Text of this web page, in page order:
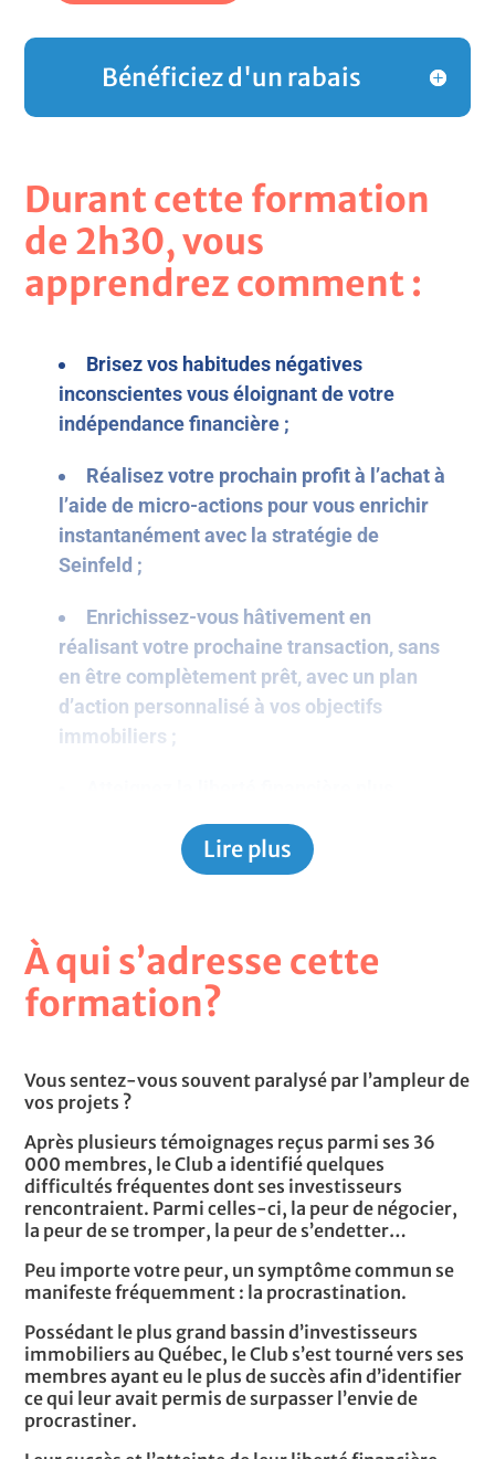
Bénéficiez d'un rabais
Durant cette formation
de 2h30, vous
apprendrez comment :
Brisez vos habitudes négatives
inconscientes vous éloignant de votre
indépendance financière ;
Réalisez votre prochain profit à l’achat à
l’aide de micro-actions pour vous enrichir
instantanément avec la stratégie de
Seinfeld ;
Enrichissez-vous hâtivement en
réalisant votre prochaine transaction, sans
en être complètement prêt, avec un plan
d’action personnalisé à vos objectifs
immobiliers ;
avec la méthode de Ivy Lee ;
tentations afin d’accélérer votre parcours
vers la liberté financière ;
pour répondre aux défis rencontrés par les
investisseurs immobiliers.
outils ayant permis à des centaines d’investisseurs
d’atteindre la liberté financière lors de cette
formation d’une durée de 3 heures.
pour faire briller le meilleur de vous-même. Si vous
avez envie de transformer votre vie et réaliser les
objectifs qui sont importants pour vous, Tony est le
coach d’action qu’il vous faut! »
– Martin Latulippe (Académie Zéro-limite)
Lire plus
À qui s’adresse cette
formation?
Vous sentez-vous souvent paralysé par l’ampleur de
vos projets ?
Après plusieurs témoignages reçus parmi ses 36
000 membres, le Club a identifié quelques
difficultés fréquentes dont ses investisseurs
rencontraient. Parmi celles-ci, la peur de négocier,
la peur de se tromper, la peur de s’endetter…
Peu importe votre peur, un symptôme commun se
manifeste fréquemment : la procrastination.
Possédant le plus grand bassin d’investisseurs
immobiliers au Québec, le Club s’est tourné vers ses
membres ayant eu le plus de succès afin d’identifier
ce qui leur avait permis de surpasser l’envie de
procrastiner.